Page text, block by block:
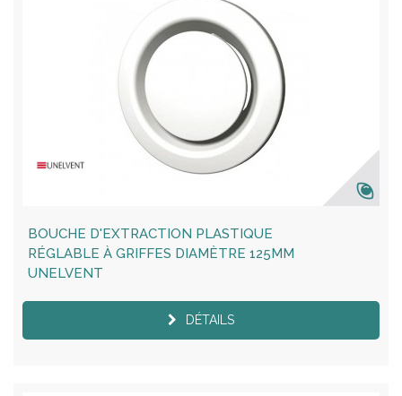
BOUCHE D'EXTRACTION PLASTIQUE
RÉGLABLE À GRIFFES DIAMÈTRE 125MM
UNELVENT
DÉTAILS